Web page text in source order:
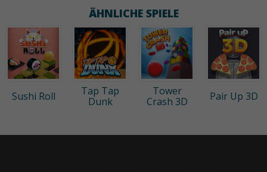
ÄHNLICHE SPIELE
Sushi Roll
Tap Tap
Dunk
Tower
Crash 3D
Pair Up 3D